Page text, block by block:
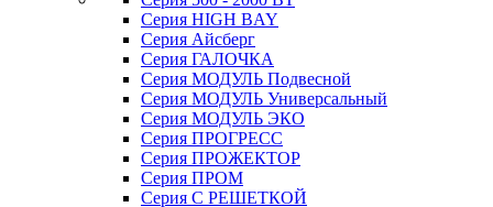
Серия HIGH BAY
Серия Айсберг
Серия ГАЛОЧКА
Серия МОДУЛЬ Подвесной
Серия МОДУЛЬ Универсальный
Серия МОДУЛЬ ЭКО
Серия ПРОГРЕСС
Серия ПРОЖЕКТОР
Серия ПРОМ
Серия С РЕШЕТКОЙ